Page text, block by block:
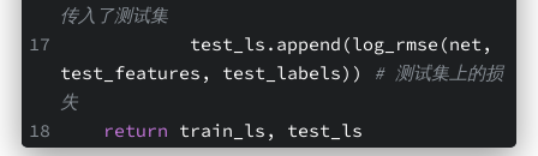
传入了测试集
test_features, test_labels))
# 测试集上的损
失
return train_ls, test_ls